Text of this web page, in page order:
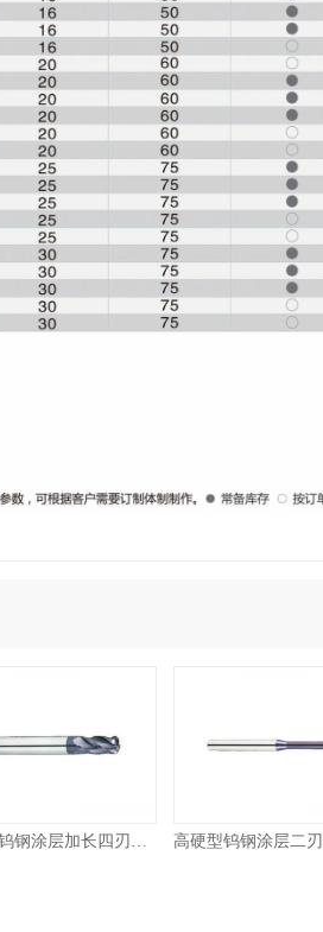
高硬型钨钢涂层加长四刃平底圆角刀